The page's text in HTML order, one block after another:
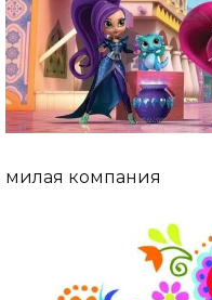
милая компания